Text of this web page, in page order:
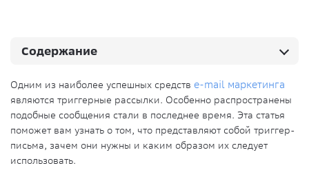
Одним из наиболее успешных средств e-mail маркетинга
являются триггерные рассылки. Особенно распространены
подобные сообщения стали в последнее время. Эта статья
поможет вам узнать о том, что представляют собой триггер-
письма, зачем они нужны и каким образом их следует
использовать.
Содержание